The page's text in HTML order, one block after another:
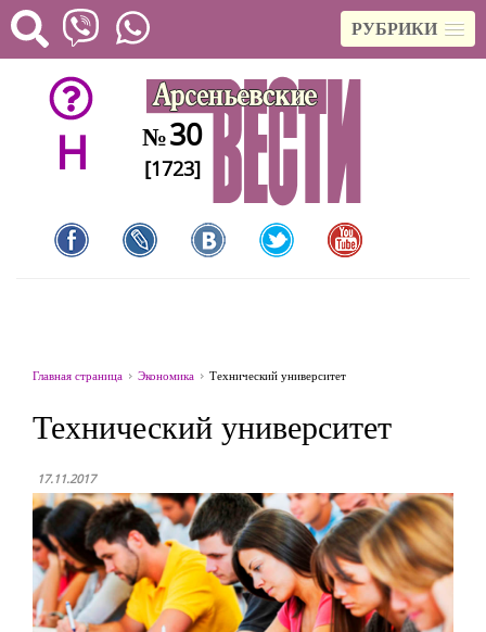
РУБРИКИ
H №30
[1723]
Главная страница Экономика Технический университет
Технический университет
17.11.2017